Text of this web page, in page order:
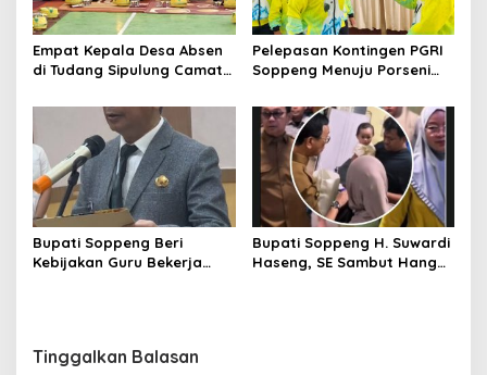
Empat Kepala Desa Absen
di Tudang Sipulung Camat
Tuai Tanda Tanya
Pelepasan Kontingen PGRI
Soppeng Menuju Porseni
Sportivitas dan Harumkan
Nama Bumi Latemmamala
Bupati Soppeng Beri
Kebijakan Guru Bekerja
Bupati Soppeng H. Suwardi
Haseng, SE Sambut Hangat
Tinggalkan Balasan